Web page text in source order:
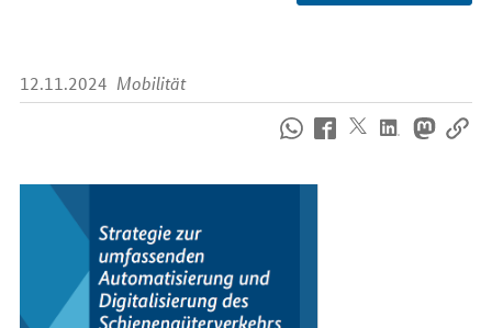
12.11.2024 Mobilität
uns